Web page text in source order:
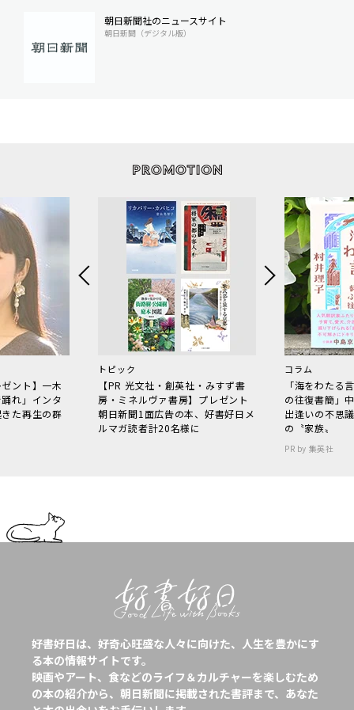
朝日新聞社のニュースサイト
朝日新聞（デジタル版）
ント】一木
れ」インタ
た再生の群
トピック
【PR 光文社・創英社・みすず書
房・ミネルヴァ書房】プレゼント
朝日新聞1面広告の本、好書好日メ
ルマガ読者計20名様に
コラム
「海をわた
の往復書簡」
出逢いの不思
の〝家族〟
PR by 集英社
好書好日は、好奇心旺盛な人々に向けた、人生を豊かにす
る本の情報サイトです。
映画やアート、食などのライフ＆カルチャーを楽しむため
の本の紹介から、朝日新聞に掲載された書評まで、あなた